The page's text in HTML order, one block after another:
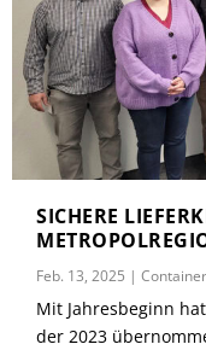
SICHERE
Feb. 13, 2025 |
Mit Jahresbeginn
der 2023